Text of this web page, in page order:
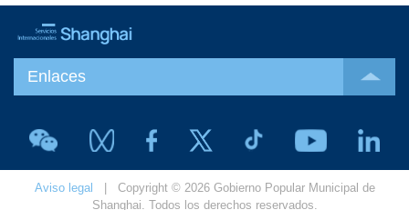
Enlaces
Aviso legal | Copyright © 2026 Gobierno Popular Municipal de
Shanghai. Todos los derechos reservados.